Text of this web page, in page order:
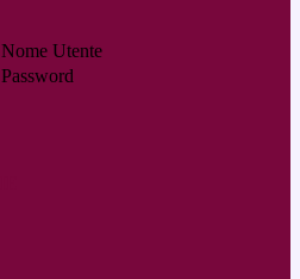
Nome Utente
Password